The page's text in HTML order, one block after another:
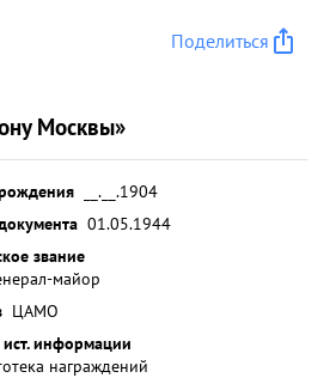
Поделиться
Москвы»
__.__.1904
01.05.1944
звание
майор
ЦАМО
информации
награждений